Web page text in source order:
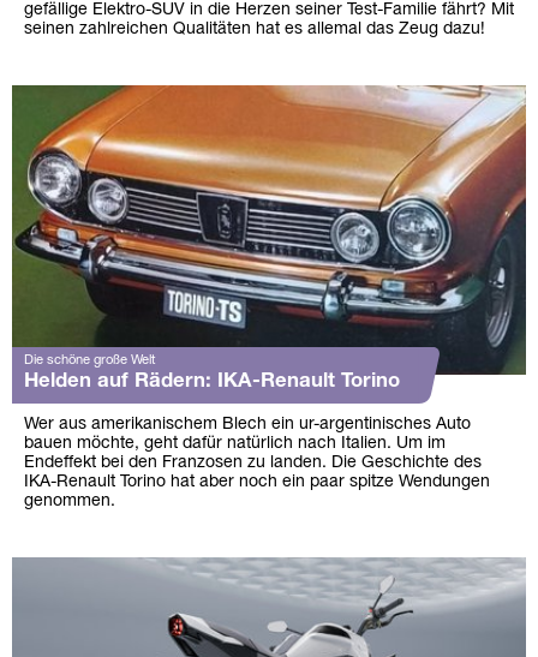
gefällige Elektro-SUV in die Herzen seiner Test-Familie fährt? Mit
seinen zahlreichen Qualitäten hat es allemal das Zeug dazu!
Die schöne große Welt
Helden auf Rädern: IKA-Renault Torino
Wer aus amerikanischem Blech ein ur-argentinisches Auto
bauen möchte, geht dafür natürlich nach Italien. Um im
Endeffekt bei den Franzosen zu landen. Die Geschichte des
IKA-Renault Torino hat aber noch ein paar spitze Wendungen
genommen.